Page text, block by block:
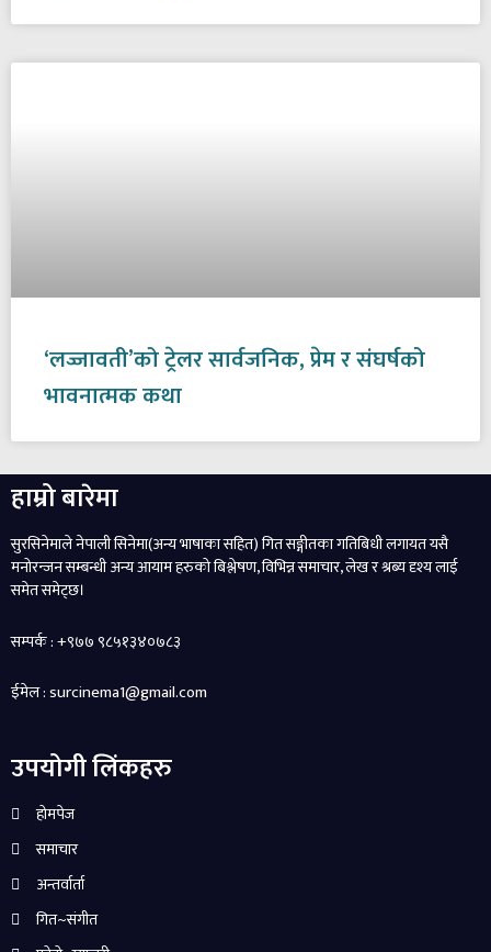
‘लज्जावती’को ट्रेलर सार्वजनिक, प्रेम र संघर्षको
भावनात्मक कथा
हाम्रो बारेमा
सुरसिनेमाले नेपाली सिनेमा(अन्य भाषाका सहित) गित सङ्गीतका गतिबिधी लगायत यसै
मनोरन्जन सम्बन्धी अन्य आयाम हरुको बिश्लेषण, विभिन्न समाचार, लेख र श्रब्य दृश्य लाई
समेत समेट्छ।
सम्पर्क : +९७७ ९८५१३४०७८३
ईमेल : surcinema1@gmail.com
उपयोगी लिंकहरु
होमपेज
समाचार
अन्तर्वार्ता
गित~संगीत